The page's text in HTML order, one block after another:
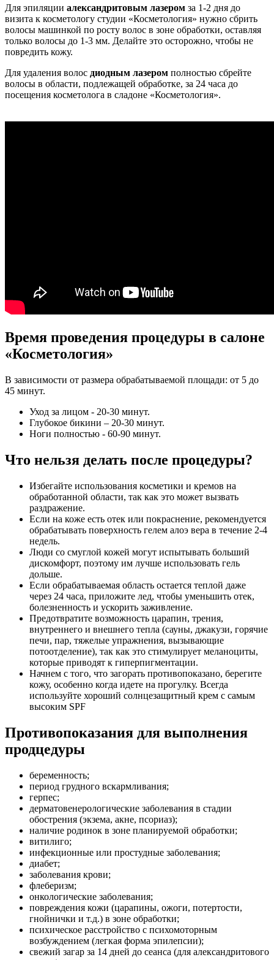
Для эпиляции александритовым лазером за 1-2 дня до
визита к косметологу студии «Косметология» нужно сбрить
волосы машинкой по росту волос в зоне обработки, оставляя
только волосы до 1-3 мм. Делайте это осторожно, чтобы не
повредить кожу.
Для удаления волос диодным лазером полностью сбрейте
волосы в области, подлежащей обработке, за 24 часа до
посещения косметолога в сладоне «Косметология».
Время проведения процедуры в салоне
«Косметология»
В зависимости от размера обрабатываемой площади: от 5 до
45 минут.
Уход за лицом - 20-30 минут.
Глубокое бикини – 20-30 минут.
Ноги полностью - 60-90 минут.
Что нельзя делать после процедуры?
Избегайте использования косметики и кремов на
обработанной области, так как это может вызвать
раздражение.
Если на коже есть отек или покраснение, рекомендуется
обрабатывать поверхность гелем алоэ вера в течение 2-4
недель.
Люди со смуглой кожей могут испытывать больший
дискомфорт, поэтому им лучше использовать гель
дольше.
Если обрабатываемая область остается теплой даже
через 24 часа, приложите лед, чтобы уменьшить отек,
болезненность и ускорить заживление.
Предотвратите возможность царапин, трения,
внутреннего и внешнего тепла (сауны, джакузи, горячие
печи, пар, тяжелые упражнения, вызывающие
потоотделение), так как это стимулирует меланоциты,
которые приводят к гиперпигментации.
Начнем с того, что загорать противопоказано, берегите
кожу, особенно когда идете на прогулку. Всегда
используйте хороший солнцезащитный крем с самым
высоким SPF
Противопоказания для выполнения
продцедуры
беременность;
период грудного вскармливания;
герпес;
дерматовенерологические заболевания в стадии
обострения (экзема, акне, псориаз);
наличие родинок в зоне планируемой обработки;
витилиго;
инфекционные или простудные заболевания;
диабет;
заболевания крови;
флеберизм;
онкологические заболевания;
повреждения кожи (царапины, ожоги, потертости,
гнойнички и т.д.) в зоне обработки;
психическое расстройство с психомоторным
возбуждением (легкая форма эпилепсии);
свежий загар за 14 дней до сеанса (для александритового